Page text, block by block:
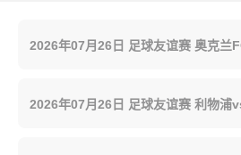
2026年07月26日 足球友谊赛 奥克兰
2026年07月26日 足球友谊赛 利物浦